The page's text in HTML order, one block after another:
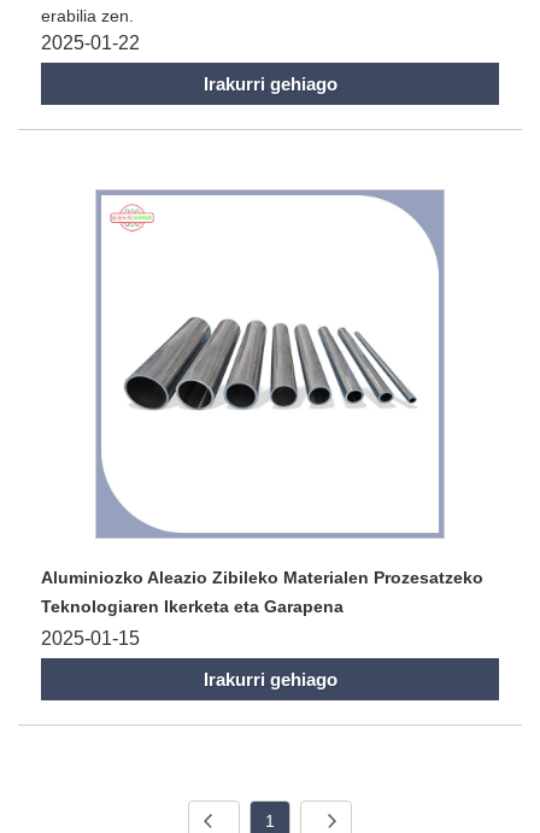
erabilia zen.
2025-01-22
Irakurri gehiago
Aluminiozko Aleazio Zibileko Materialen Prozesatzeko
Teknologiaren Ikerketa eta Garapena
2025-01-15
Irakurri gehiago
1